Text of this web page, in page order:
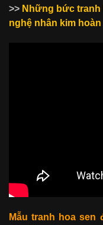
>> Những bức tranh
nghệ nhân kim
Mẫu tranh hoa sen